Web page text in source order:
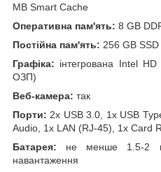
MB Smart Cache
Оперативна пам'ять: 8 GB
Постійна пам'ять: 256 GB SSD
Графіка: інтегрована Intel
ОЗП)
Веб-камера: так
Порти: 2x USB 3.0, 1x USB
Audio, 1x LAN (RJ-45), 1x Card
Батарея: не менше 1.5-2
навантаження